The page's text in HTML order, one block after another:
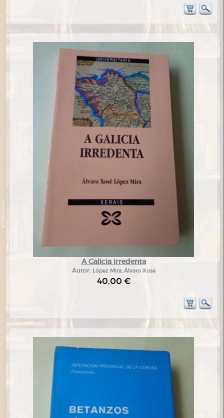
A Galicia irredenta
Autor: López Mira, Álvaro Xosé
40,00 €